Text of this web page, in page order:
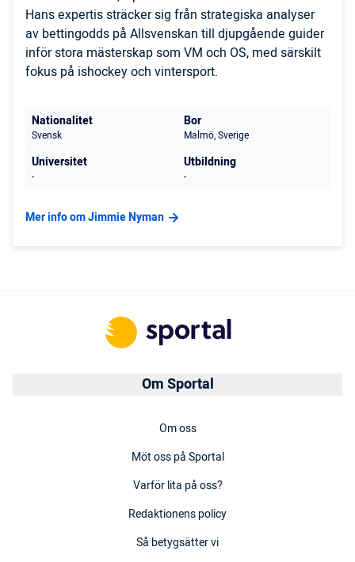
Hans expertis sträcker sig från strategiska analyser
av bettingodds på Allsvenskan till djupgående guider
inför stora mästerskap som VM och OS, med särskilt
fokus på ishockey och vintersport.
Nationalitet
Svensk
Bor
Malmö, Sverige
Universitet
-
Utbildning
-
Mer info om Jimmie Nyman
Om Sportal
Om oss
Möt oss på Sportal
Varför lita på oss?
Redaktionens policy
Så betygsätter vi